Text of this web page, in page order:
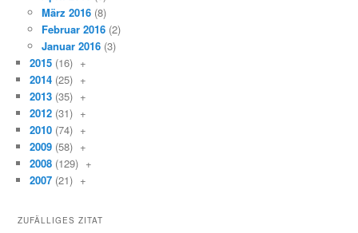
März 2016 (8)
Februar 2016 (2)
Januar 2016 (3)
2015 (16) +
2014 (25) +
2013 (35) +
2012 (31) +
2010 (74) +
2009 (58) +
2008 (129) +
2007 (21) +
ZUFÄLLIGES ZITAT